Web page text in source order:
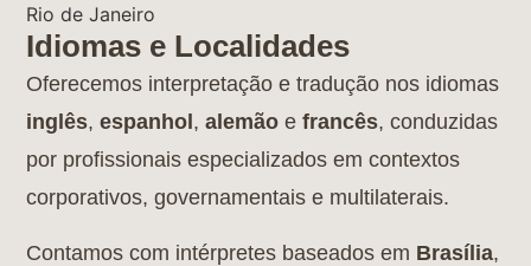
Idiomas e Localidades
Oferecemos interpretação e tradução nos idiomas
inglês,espanhol ,alemão efrancês, conduzidas
por profissionais especializados em contextos
corporativos, governamentais e multilaterais.
Contamos com intérpretes baseados em Brasília,
Rio de Janeiro